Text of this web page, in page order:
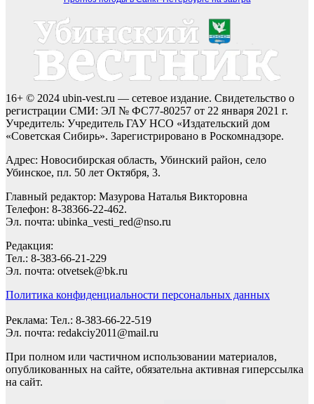
16+ © 2024 ubin-vest.ru — сетевое издание. Свидетельство о
регистрации СМИ: ЭЛ № ФС77-80257 от 22 января 2021 г.
Учредитель: Учредитель ГАУ НСО «Издательский дом
«Советская Сибирь». Зарегистрировано в Роскомнадзоре.
Адрес: Новосибирская область, Убинский район, село
Убинское, пл. 50 лет Октября, 3.
Главный редактор: Мазурова Наталья Викторовна
Телефон: 8-38366-22-462.
Эл. почта: ubinka_vesti_red@nso.ru
Редакция:
Тел.: 8-383-66-21-229
Эл. почта: otvetsek@bk.ru
Политика конфиденциальности персональных данных
Реклама: Тел.: 8-383-66-22-519
Эл. почта: redakciy2011@mail.ru
При полном или частичном использовании материалов,
опубликованных на сайте, обязательна активная гиперссылка
на сайт.